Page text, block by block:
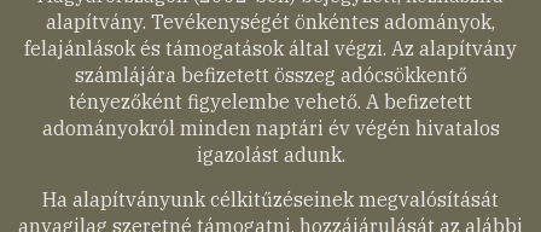
alapítvány. Tevékenységét önkéntes adományok,
felajánlások és támogatások által végzi. Az alapítvány
számlájára befizetett összeg adócsökkentő
tényezőként figyelembe vehető. A befizetett
adományokról minden naptári év végén hivatalos
igazolást adunk.
Ha alapítványunk célkitűzéseinek megvalósítását
anyagilag szeretné támogatni, hozzájárulását az alábbi